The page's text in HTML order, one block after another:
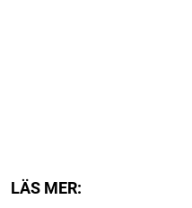
LÄS MER: